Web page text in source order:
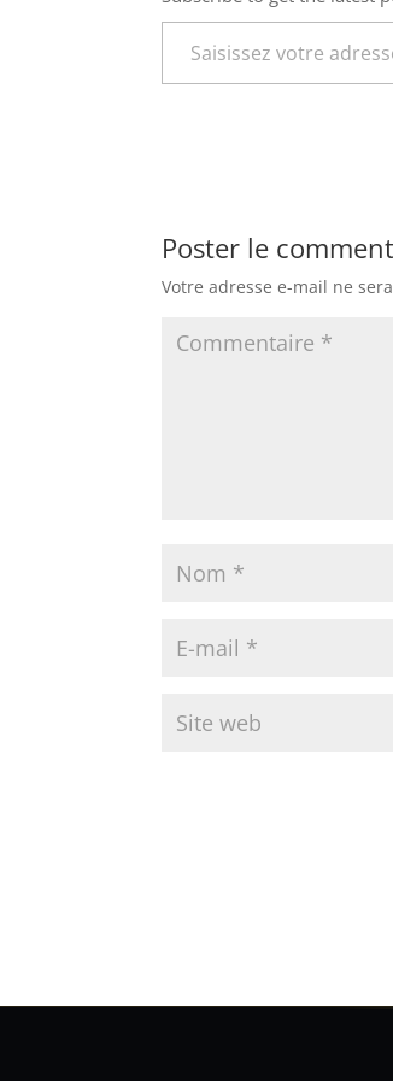
Saisissez votre adresse e-mail…
Poster le
Votre adresse e-mail ne